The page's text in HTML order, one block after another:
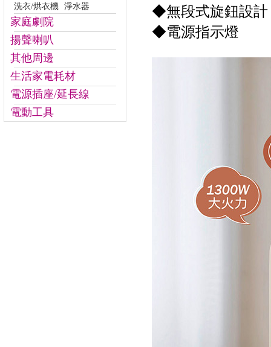
洗衣/烘衣機 淨水器
家庭劇院
揚聲喇叭
其他周邊
生活家電耗材
電源插座/延長線
電動工具
◆無段式旋鈕設計
◆電源指示燈